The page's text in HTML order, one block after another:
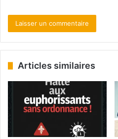
Articles similaires